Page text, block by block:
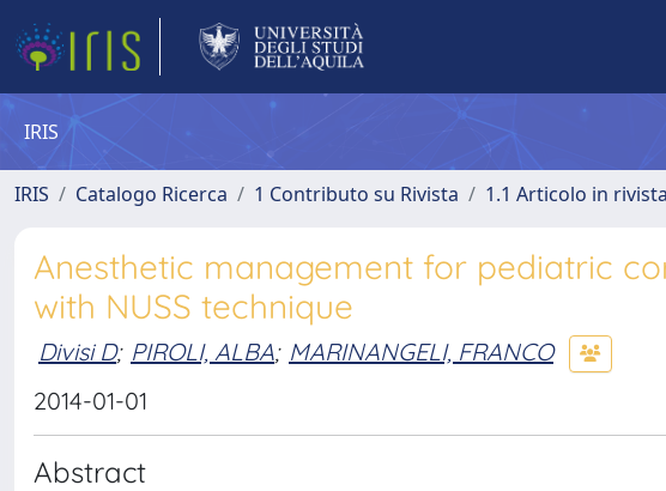
IRIS
IRIS Catalogo Ricerca 1 Contributo su Rivista 1.1 Articolo in rivista
Anesthetic management for pediatric
with NUSS technique
Divisi D; PIROLI, ALBA; MARINANGELI, FRANCO
2014-01-01
Abstract